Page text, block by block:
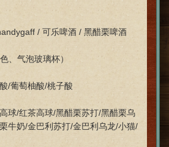
/ 可乐啤酒 / 黑醋栗啤酒
、气泡玻璃杯）
/葡萄柚酸/桃子酸
球/红茶高球/黑醋栗苏打/黑醋栗乌
牛奶/金巴利苏打/金巴利乌龙/小猫/